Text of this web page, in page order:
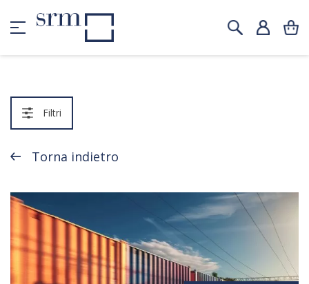
Filtri
Torna indietro